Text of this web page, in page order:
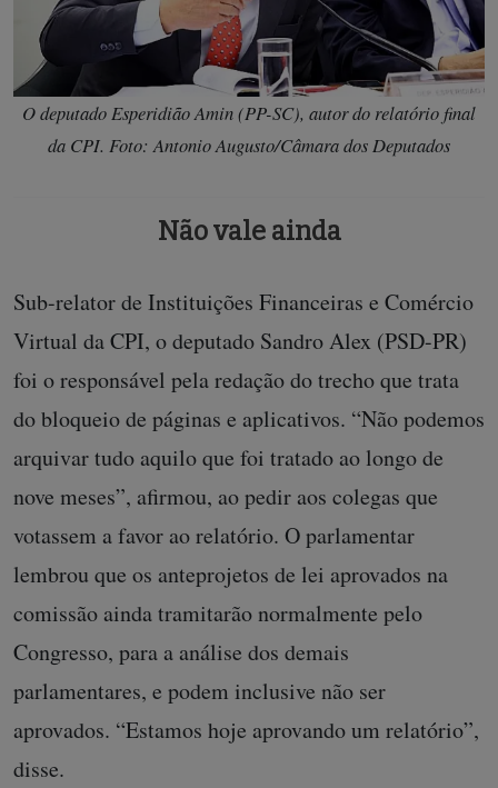
O deputado Esperidião Amin (PP-SC), autor do relatório final
da CPI. Foto: Antonio Augusto/Câmara dos Deputados
Não vale ainda
Sub-relator de Instituições Financeiras e Comércio
Virtual da CPI, o deputado Sandro Alex (PSD-PR)
foi o responsável pela redação do trecho que trata
do bloqueio de páginas e aplicativos. “Não podemos
arquivar tudo aquilo que foi tratado ao longo de
nove meses”, afirmou, ao pedir aos colegas que
votassem a favor ao relatório. O parlamentar
lembrou que os anteprojetos de lei aprovados na
comissão ainda tramitarão normalmente pelo
Congresso, para a análise dos demais
parlamentares, e podem inclusive não ser
aprovados. “Estamos hoje aprovando um relatório”,
disse.